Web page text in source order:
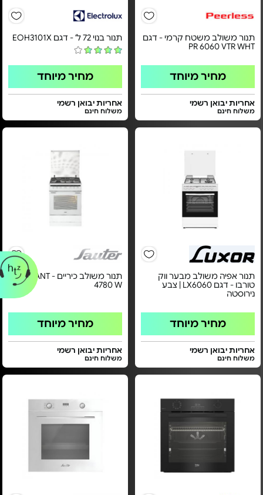
תנור משולב משטח קרמי - דגם
PR 6060 VTR WHT
מחיר מיוחד
אחריות יבואן רשמי
משלוח חינם
תנור בנוי 72 ל' - דגם EOH3101X
מחיר מיוחד
אחריות יבואן רשמי
משלוח חינם
תנור אפיה משולב מבער ווק
טורבו - דגם LX6060 | צבע
נירוסטה
מחיר מיוחד
אחריות יבואן רשמי
משלוח חינם
תנור משולב כיריים - ELEGANT
4780 W
מחיר מיוחד
אחריות יבואן רשמי
משלוח חינם